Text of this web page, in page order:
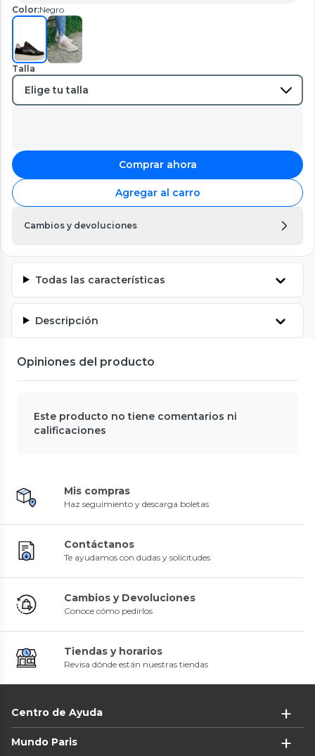
Color:Negro
Talla
Comprar ahora
Agregar al carro
Cambios y devoluciones
Todas las características
Descripción
Opiniones del producto
Este producto no tiene comentarios ni
calificaciones
Mis compras
Haz seguimiento y descarga boletas
Contáctanos
Te ayudamos con dudas y solicitudes
Cambios y Devoluciones
Conoce cómo pedirlos
Tiendas y horarios
Revisa dónde están nuestras tiendas
Centro de Ayuda
Mundo Paris